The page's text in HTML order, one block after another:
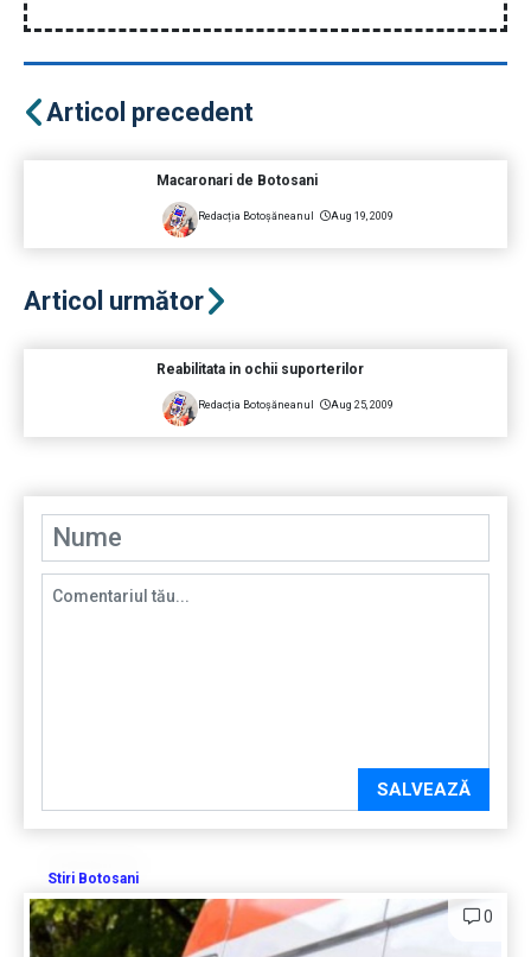
Articol precedent
Macaronari de Botosani
Redacția Botoșăneanul Aug 19, 2009
Articol următor
Reabilitata in ochii suporterilor
Redacția Botoșăneanul Aug 25, 2009
SALVEAZĂ
Stiri Botosani
0